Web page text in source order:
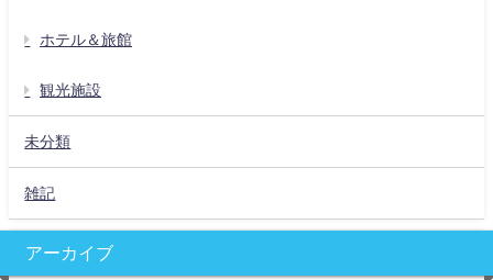
ホテル＆旅館
観光施設
未分類
雑記
アーカイブ